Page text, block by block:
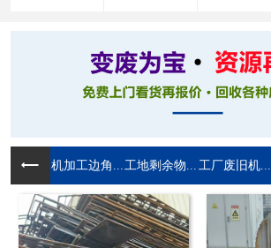
机加工边角... 工地剩余物... 工厂废旧机...